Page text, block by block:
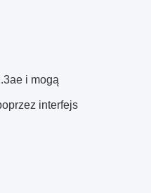
i mogą
interfejs